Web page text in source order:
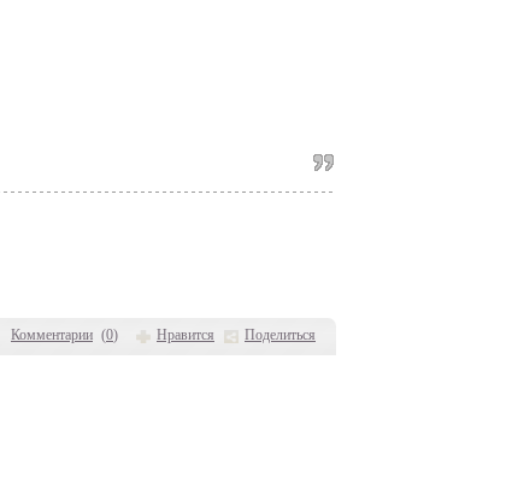
Комментарии (0) Нравится Поделиться